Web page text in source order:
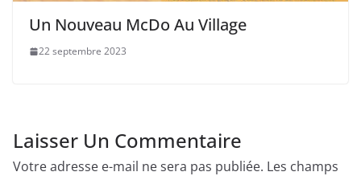
Un Nouveau McDo Au Village
22 septembre 2023
Laisser Un Commentaire
Votre adresse e-mail ne sera pas publiée. Les champs